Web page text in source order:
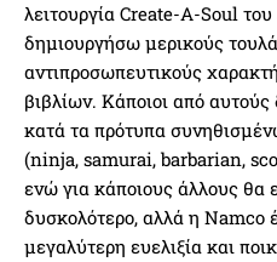
λειτουργία Create-Α-Soul
δημιουργήσω μερικούς
αντιπροσωπευτικούς
βιβλίων. Κάποιοι από
κατά τα πρότυπα
(ninja, samurai, barbarian,
ενώ για κάποιους άλλους θα
δυσκολότερο, αλλά η Namco
μεγαλύτερη ευελιξία και